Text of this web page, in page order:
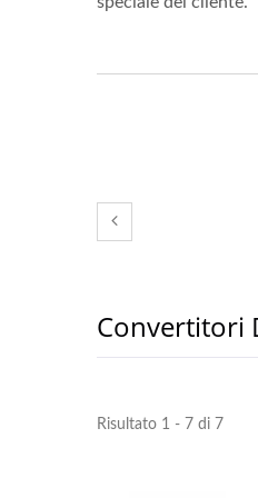
Convertitori
Risultato 1 - 7 di 7